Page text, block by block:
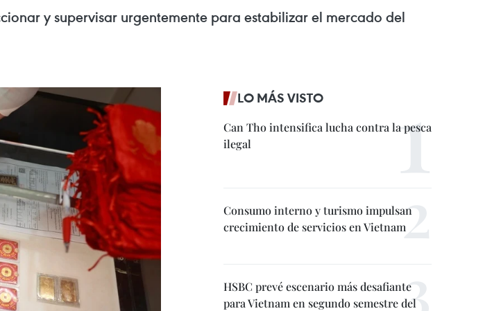
y supervisar urgentemente para estabilizar el mercado del
LO MÁS VISTO
Can Tho intensifica lucha contra la pesca
ilegal
Consumo interno y turismo impulsan
crecimiento de servicios en Vietnam
HSBC prevé escenario más desafiante
para Vietnam en segundo semestre del